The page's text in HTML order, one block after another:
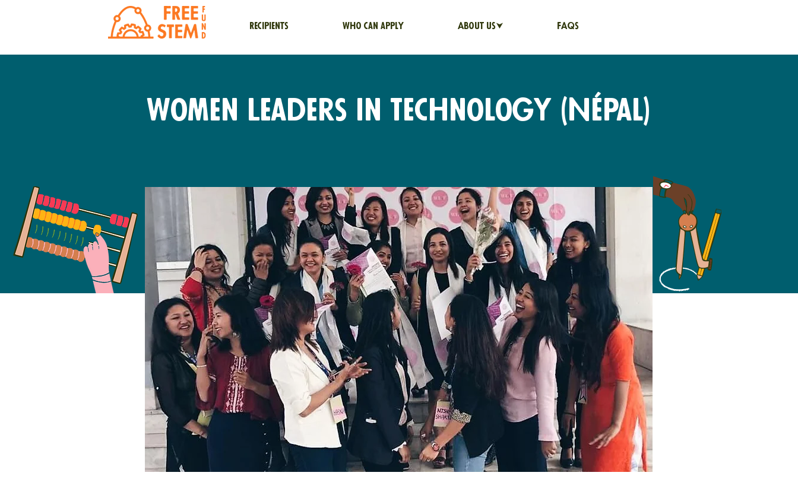
Recipients Who can apply About us⮟ FAQs
Women Leaders in Technology (Népal)